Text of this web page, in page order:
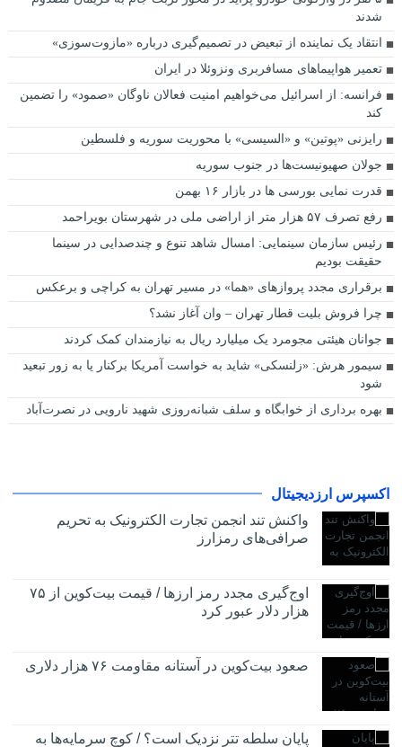
شدند
انتقاد یک نماینده از تبعیض در تصمیم‌گیری درباره «مازوت‌سوزی»
تعمیر هواپیماهای مسافربری ونزوئلا در ایران
فرانسه: از اسرائیل می‌خواهیم امنیت فعالان ناوگان «صمود» را تضمین
کند
رایزنی «پوتین» و «السیسی» با محوریت سوریه و فلسطین
جولان صهیونیست‌ها در جنوب سوریه
قدرت نمایی بورسی ها در بازار ۱۶ بهمن
رفع تصرف ۵۷ هزار متر از اراضی ملی در شهرستان بویراحمد
رئیس سازمان سینمایی: امسال شاهد تنوع و چندصدایی در سینما
حقیقت بودیم
برقراری مجدد پروازهای «هما» در مسیر تهران به کراچی و برعکس
چرا فروش بلیت قطار تهران – وان آغاز نشد؟
جوانان هیئتی مجومرد یک میلیارد ریال به نیازمندان کمک کردند
سیمور هرش: «زلنسکی» شاید به خواست آمریکا برکنار یا به زور تبعید
شود
بهره برداری از خوابگاه و سلف شبانه‌روزی شهید نارویی در نصرت‌آباد
اکسپرس ارزدیجیتال
واکنش تند انجمن تجارت الکترونیک به تحریم
صرافی‌های رمزارز
اوج‌گیری مجدد رمز ارزها / قیمت بیت‌کوین از ۷۵
هزار دلار عبور کرد
صعود بیت‌کوین در آستانه مقاومت ۷۶ هزار دلاری
پایان سلطه تتر نزدیک است؟ / کوچ سرمایه‌ها به